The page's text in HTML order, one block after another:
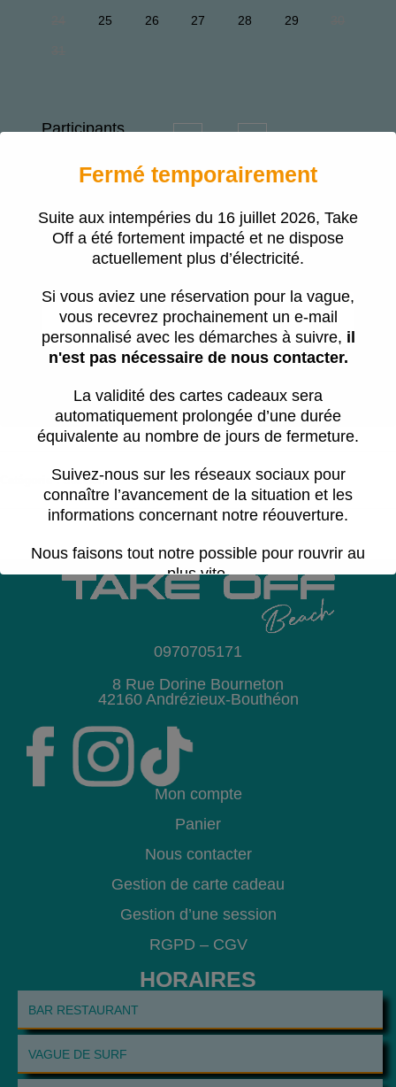
25 26 27 28 29
Participants
− +
annulation
S'il vous plaît choisir une date
Catégorie :Session
0970705171
8 Rue Dorine Bourneton
42160 Andrézieux-Bouthéon
Mon compte
Panier
Nous contacter
Gestion de carte cadeau
Gestion d’une session
RGPD – CGV
HORAIRES
BAR RESTAURANT
VAGUE DE SURF
Fermé temporairement
Suite aux intempéries du 16 juillet 2026, Take
Off a été fortement impacté et ne dispose
actuellement plus d’électricité.
Si vous aviez une réservation pour la vague,
vous recevrez prochainement un e-mail
personnalisé avec les démarches à suivre, il
n'est pas nécessaire de nous contacter.
La validité des cartes cadeaux sera
automatiquement prolongée d’une durée
équivalente au nombre de jours de fermeture.
Suivez-nous sur les réseaux sociaux pour
connaître l’avancement de la situation et les
informations concernant notre réouverture.
Nous faisons tout notre possible pour rouvrir au
plus vite.
Cette période est difficile pour toute l’équipe.
Nous vous remercions pour votrepatience,
votre compréhension et votre soutien.